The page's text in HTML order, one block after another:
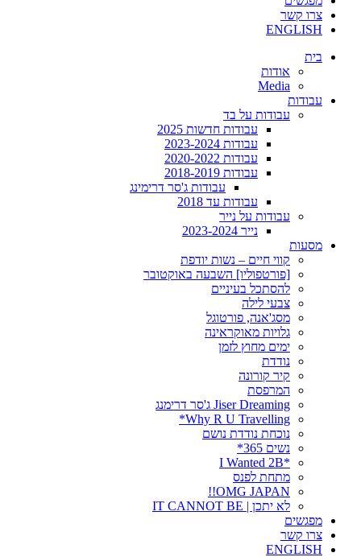
צרו קשר
ENGLISH
בית
אודות
Media
עבודות
עבודות על בד
עבודות חדשות 2025
עבודות 2023-2024
עבודות 2020-2022
עבודות 2018-2019
עבודות ג'סר דרימינג
עבודות עד 2018
עבודות על נייר
נייר 2023-2024
מסעות
קווי חיים – נשות יודפת
[פורטפוליו] השבעה באוקטובר
להסתכל בעיניים
צבעי לילה
מסג'אנה, פורטוגל
גלויות מאוקראינה
ימים מחוץ לזמן
נודדת
קיר קורונה
המרפסת
Jiser Dreaming ג'סר דרימנג
Why R U Travelling*
נוכחת נודדת נושם
נשים 365*
*I Wanted 2B
מתחת לפנס
OMG JAPAN!!
לא יתכן | IT CANNOT BE
מפגשים
צרו קשר
ENGLISH